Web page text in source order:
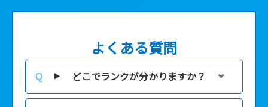
よくある質問
どこでランクが分かりますか？